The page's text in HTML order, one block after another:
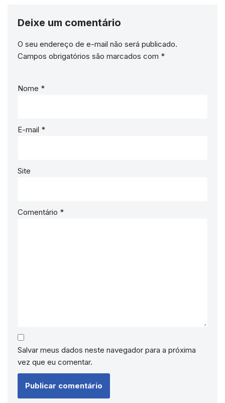
Deixe um comentário
O seu endereço de e-mail não será publicado.
Campos obrigatórios são marcados com *
Nome *
E-mail *
Site
Comentário *
Salvar meus dados neste navegador para a próxima
vez que eu comentar.